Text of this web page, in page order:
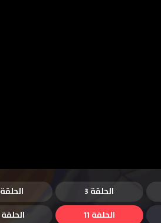
الحلقة 3 الحلقة 4
الحلقة 11 الحلقة 12